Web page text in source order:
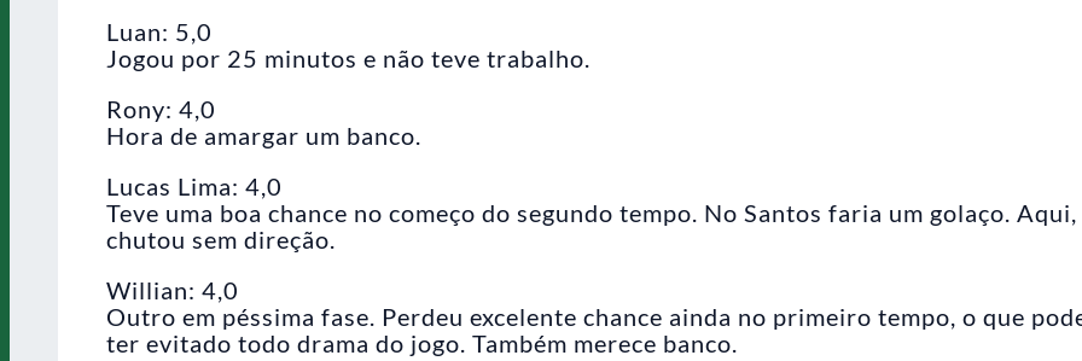
Luan: 5,0
Jogou por 25 minutos e não teve trabalho.
Rony: 4,0
Hora de amargar um banco.
Lucas Lima: 4,0
Teve uma boa chance no começo do segundo tempo. No Santos faria um golaço. Aqui,
chutou sem direção.
Willian: 4,0
Outro em péssima fase. Perdeu excelente chance ainda no primeiro tempo, o que
ter evitado todo drama do jogo. Também merece banco.